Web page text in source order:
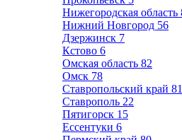
Нижегородская область
Нижний Новгород 56
Дзержинск 7
Кстово 6
Омская область 82
Омск 78
Ставропольский край 81
Ставрополь 22
Пятигорск 15
Ессентуки 6